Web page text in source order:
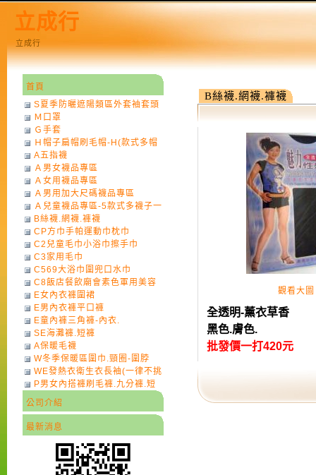
立成行
立成行
B絲襪.網襪.褲襪
觀看大圖
全透明-薰衣草香
黑色.膚色.
批發價一打420元
首頁
S夏季防曬遮陽類區外套袖套頭
巾
Ｍ口罩
Ｇ手套
Ｈ帽子扁帽刷毛帽-H(款式多帽
子一律不挑色)
A五指襪
Ａ男女襪品專區
Ａ女用襪品專區
Ａ男用加大尺碼襪品專區
Ａ兒童襪品專區-5款式多襪子一
律不挑款式花色)
B絲襪.網襪.褲襪
CP方巾手帕運動巾枕巾
C2兒童毛巾小浴巾擦手巾
C3家用毛巾
C569大浴巾圍兜口水巾
C8飯店餐飲廟會素色軍用美容
巾
E女內衣褲圍裙
E男內衣褲平口褲
E童內褲三角褲-內衣.
SE海灘褲.短褲
A保暖毛襪
W冬季保暖區圍巾.頸圈-圍脖
WE發熱衣衛生衣長袖(一律不挑
色)-7
P男女內搭褲刷毛褲.九分褲.短
褲
公司介紹
最新消息